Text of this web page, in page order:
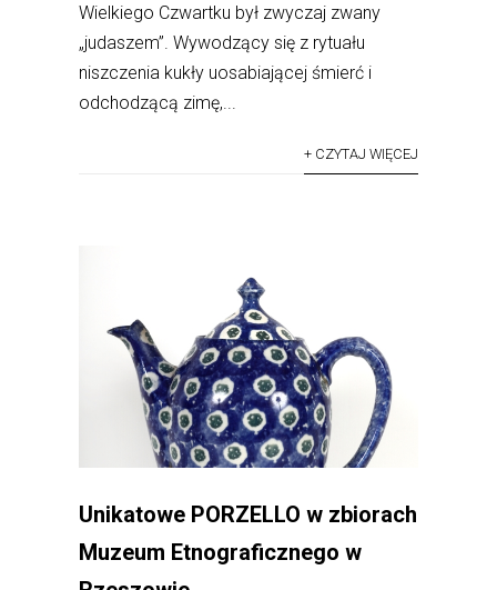
Wielkiego Czwartku był zwyczaj zwany
„judaszem”. Wywodzący się z rytuału
niszczenia kukły uosabiającej śmierć i
odchodzącą zimę,...
+ CZYTAJ WIĘCEJ
Unikatowe PORZELLO w zbiorach
Muzeum Etnograficznego w